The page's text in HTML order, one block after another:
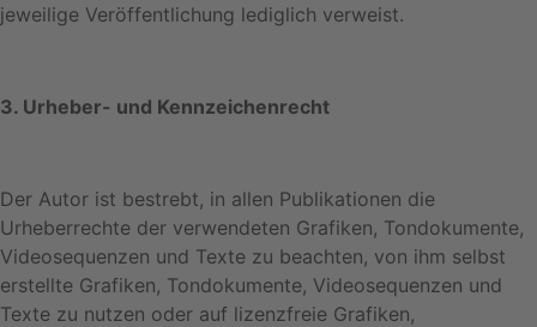
jeweilige Veröffentlichung lediglich verweist.
3. Urheber- und Kennzeichenrecht
Der Autor ist bestrebt, in allen Publikationen die
Urheberrechte der verwendeten Grafiken, Tondokumente,
Videosequenzen und Texte zu beachten, von ihm selbst
erstellte Grafiken, Tondokumente, Videosequenzen und
Texte zu nutzen oder auf lizenzfreie Grafiken,